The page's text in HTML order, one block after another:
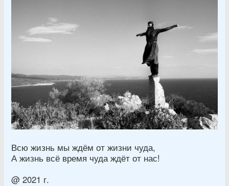
Всю жизнь мы ждём от жизни чуда,
А жизнь всё время чуда ждёт от нас!
@ 2021 г.